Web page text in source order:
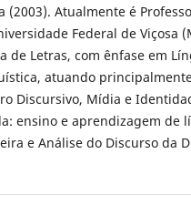
(2003). Atualmente é
Federal de Viçosa
de Letras, com ênfase em
atuando
Discursivo, Mídia e
ensino e aprendizagem de
e Análise do Discurso da